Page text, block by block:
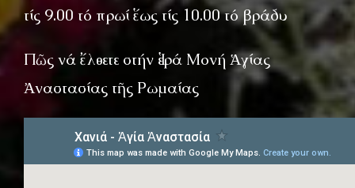
τίς 9.00 τό πρωί ἕως τίς 10.00 τό βράδυ
Πῶς νά ἔλθετε στήν Ἱερά Μονή Ἁγίας
Ἀναστασίας τῆς Ρωμαίας